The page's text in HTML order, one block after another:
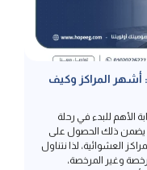
المراكز وكيف
الأهم للبدء في رحلة
يضمن ذلك الحصول على
العشوائية، لذا نتناول
وغير المرخصة،
التي تضمن عدم